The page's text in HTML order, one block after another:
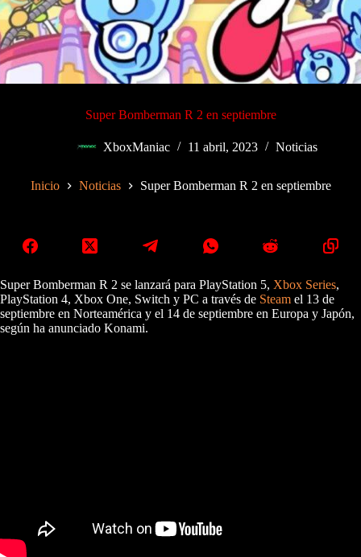
Super Bomberman R 2 en septiembre
XboxManiac 11 abril, 2023 Noticias
Inicio Noticias Super Bomberman R 2 en septiembre
Super Bomberman R 2 se lanzará para PlayStation 5, Xbox Series,
PlayStation 4, Xbox One, Switch y PC a través de Steam el 13 de
septiembre en Norteamérica y el 14 de septiembre en Europa y Japón,
según ha anunciado Konami.